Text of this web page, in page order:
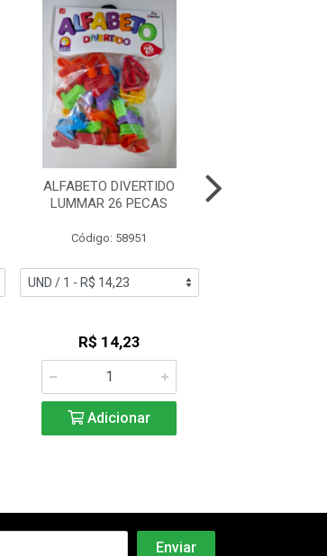
ALFABETO DIVERTIDO
LUMMAR 26 PECAS
Código: 58951
R$ 14,23
Adicionar